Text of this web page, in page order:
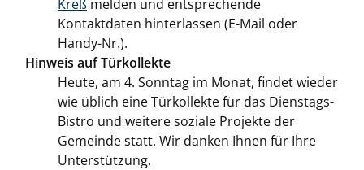
Kreß melden und entsprechende
Kontaktdaten hinterlassen (E-Mail oder
Handy-Nr.).
Hinweis auf Türkollekte
Heute, am 4. Sonntag im Monat, findet wieder
wie üblich eine Türkollekte für das Dienstags-
Bistro und weitere soziale Projekte der
Gemeinde statt. Wir danken Ihnen für Ihre
Unterstützung.